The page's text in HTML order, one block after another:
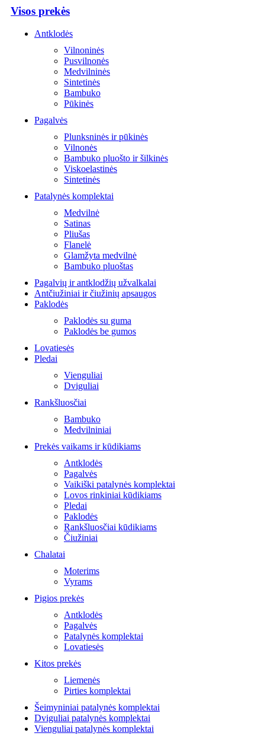
Visos prekės
Antklodės
Vilnoninės
Pusvilnonės
Medvilninės
Sintetinės
Bambuko
Pūkinės
Pagalvės
Plunksninės ir pūkinės
Vilnonės
Bambuko pluošto ir šilkinės
Viskoelastinės
Sintetinės
Patalynės komplektai
Medvilnė
Satinas
Pliušas
Flanelė
Glamžyta medvilnė
Bambuko pluoštas
Pagalvių ir antklodžių užvalkalai
Antčiužiniai ir čiužinių apsaugos
Paklodės
Paklodės su guma
Paklodės be gumos
Lovatiesės
Pledai
Vienguliai
Dviguliai
Rankšluosčiai
Bambuko
Medvilniniai
Prekės vaikams ir kūdikiams
Antklodės
Pagalvės
Vaikiški patalynės komplektai
Lovos rinkiniai kūdikiams
Pledai
Paklodės
Rankšluosčiai kūdikiams
Čiužiniai
Chalatai
Moterims
Vyrams
Pigios prekės
Antklodės
Pagalvės
Patalynės komplektai
Lovatiesės
Kitos prekės
Liemenės
Pirties komplektai
Šeimyniniai patalynės komplektai
Dviguliai patalynės komplektai
Vienguliai patalynės komplektai